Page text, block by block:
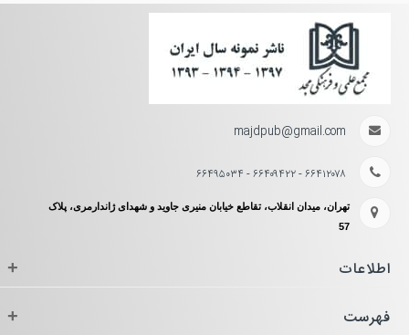
majdpub@gmail.com
۶۶۴۱۲۰۷۸ - ۶۶۴۰۹۴۲۲ - ۶۶۴۹۵۰۳۴
تهران، میدان انقلاب، تقاطع خیابان منیری جاوید و شهدای ژاندارمری، پلاک
57
اطلاعات +
فهرست +